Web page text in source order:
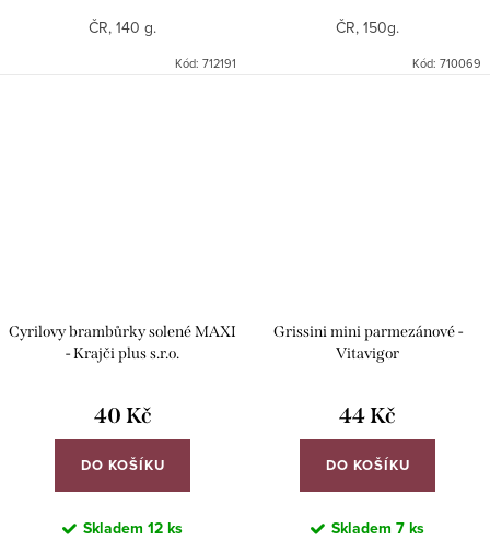
ČR, 140 g.
Kód: 712191
ČR, 150g.
Kód: 710069
Cyrilovy brambůrky solené MAXI
- Krajči plus s.r.o.
40 Kč
DO KOŠÍKU
Skladem 12 ks
Grissini mini parmezánové -
Vitavigor
44 Kč
DO KOŠÍKU
Skladem 7 ks